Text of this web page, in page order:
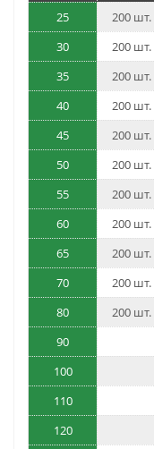
25
200 шт.
30
200 шт.
35
200 шт.
40
200 шт.
45
200 шт.
50
200 шт.
55
200 шт.
60
200 шт.
65
200 шт.
70
200 шт.
80
200 шт.
90
100
110
120